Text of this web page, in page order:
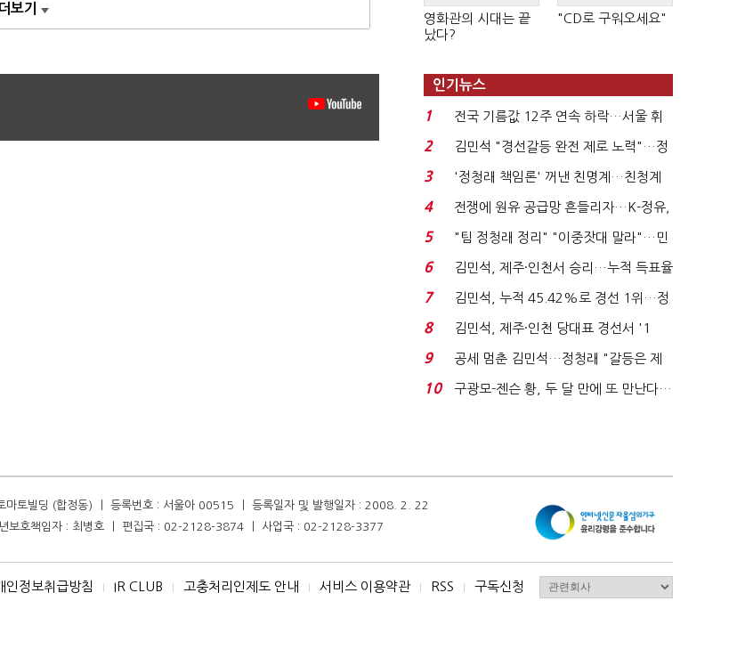
보기
영화관의 시대는 끝
났다?
"CD로 구워오세요"
인기뉴스
1
전국 기름값 12주 연속 하락…서울 휘
발윳값 1909원...
2
김민석 "경선갈등 완전 제로 노력"…정
청래 "반명 공세 사...
3
'정청래 책임론' 꺼낸 친명계…친청계
는 추가투표 때리기...
4
전쟁에 원유 공급망 흔들리자…K-정유,
에너지안보 핵심...
5
"팀 정청래 정리" "이중잣대 말라"…민
주 최고위원 계파 다...
6
김민석, 제주·인천서 승리…누적 득표율
'1위 탈환'(종합)...
7
김민석, 누적 45.42%로 경선 1위…정
청래와 격차 0.86%p(...
8
김민석, 제주·인천 당대표 경선서 '1
위'(1보)...
9
공세 멈춘 김민석…정청래 "갈등은 제
가 수습"
10
구광모-젠슨 황, 두 달 만에 또 만난다…
마토빌딩 (합정동) ㅣ 등록번호 : 서울아 00515 ㅣ 등록일자 및 발행일자 : 2008. 2. 22
년보호책임자 : 최병호 ㅣ 편집국 : 02-2128-3874 ㅣ 사업국 : 02-2128-3377
인정보취급방침 I IR CLUB I 고충처리인제도 안내 I 서비스 이용약관 I RSS I 구독신청